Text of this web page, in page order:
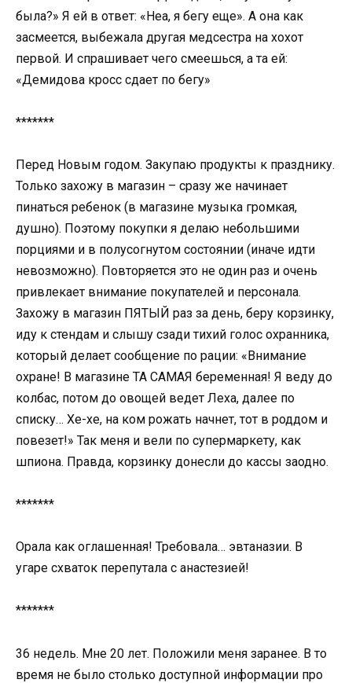
была?» Я ей в ответ: «Неа, я бегу еще». А она как
засмеется, выбежала другая медсестра на хохот
первой. И спрашивает чего смеешься, а та ей:
«Демидова кросс сдает по бегу»
*******
Перед Новым годом. Закупаю продукты к празднику.
Только захожу в магазин – сразу же начинает
пинаться ребенок (в магазине музыка громкая,
душно). Поэтому покупки я делаю небольшими
порциями и в полусогнутом состоянии (иначе идти
невозможно). Повторяется это не один раз и очень
привлекает внимание покупателей и персонала.
Захожу в магазин ПЯТЫЙ раз за день, беру корзинку,
иду к стендам и слышу сзади тихий голос охранника,
который делает сообщение по рации: «Внимание
охране! В магазине ТА САМАЯ беременная! Я веду до
колбас, потом до овощей ведет Леха, далее по
списку… Хе-хе, на ком рожать начнет, тот в роддом и
повезет!» Так меня и вели по супермаркету, как
шпиона. Правда, корзинку донесли до кассы заодно.
*******
Орала как оглашенная! Требовала… эвтаназии. В
угаре схваток перепутала с анастезией!
*******
36 недель. Мне 20 лет. Положили меня заранее. В то
время не было столько доступной информации про